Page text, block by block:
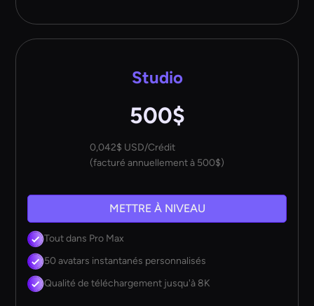
Studio
500$
0,042$ USD/Crédit
(facturé annuellement à 500$)
METTRE À NIVEAU
Tout dans Pro Max
50 avatars instantanés personnalisés
Qualité de téléchargement jusqu'à 8K